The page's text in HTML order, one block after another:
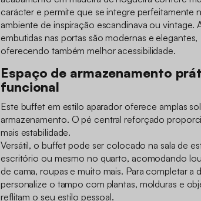
carácter e permite que se integre perfeitamente
ambiente de inspiração escandinava ou vintage.
embutidas nas portas são modernas e elegantes,
oferecendo também melhor acessibilidade.
Espaço de armazenamento
funcional
Este buffet em estilo aparador oferece amplas
armazenamento. O pé central reforçado
mais estabilidade.
Versátil, o buffet pode ser colocado na sala de
escritório ou mesmo no quarto, acomodando
de cama, roupas e muito mais. Para completar a
personalize o tampo com plantas, molduras e
reflitam o seu estilo pessoal.